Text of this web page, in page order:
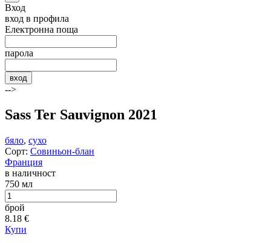
Вход
вход в профила
Електронна поща
парола
вход
-->
Sass Ter Sauvignon 2021
бяло, сухо
Сорт: Совиньон-блан
Франция
в наличност
750 мл
брой
8.18 €
Купи